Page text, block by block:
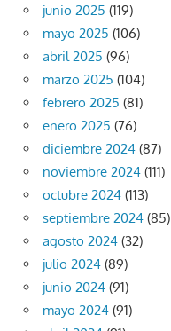
junio 2025 (119)
mayo 2025 (106)
abril 2025 (96)
marzo 2025 (104)
febrero 2025 (81)
enero 2025 (76)
diciembre 2024 (87)
noviembre 2024 (111)
octubre 2024 (113)
septiembre 2024 (85)
agosto 2024 (32)
julio 2024 (89)
junio 2024 (91)
mayo 2024 (91)